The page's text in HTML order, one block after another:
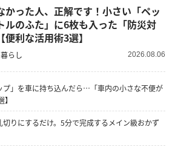
かった人、正解です！小さい「ペッ
ルのふた」に6枚も入った「防災対
便利な活用術3選】
らし 2026.08.06
プ」を車に持ち込んだら…「車内の小さな不便が
りにするだけ。5分で完成するメイン級おかず